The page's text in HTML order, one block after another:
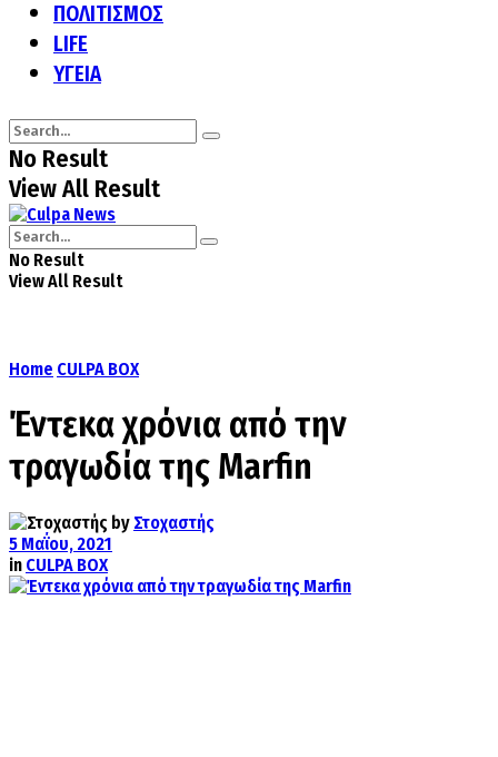
ΠΟΛΙΤΙΣΜΟΣ
LIFE
ΥΓΕΙΑ
No Result
View All Result
No Result
View All Result
Home CULPA BOX
Έντεκα χρόνια από την
τραγωδία της Marfin
by Στοχαστής
5 Μαΐου, 2021
in CULPA BOX